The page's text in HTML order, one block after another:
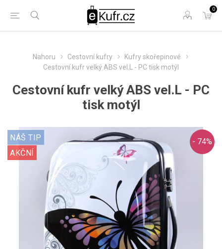
0
Nahoru Cestovní kufry
Kufry skořepinové
Cestovní kufr velký ABS vel.L - PC tisk motýl
Cestovní kufr velký ABS vel.L - PC
tisk motýl
- 74%
NÁŠ TIP
AKČNÍ